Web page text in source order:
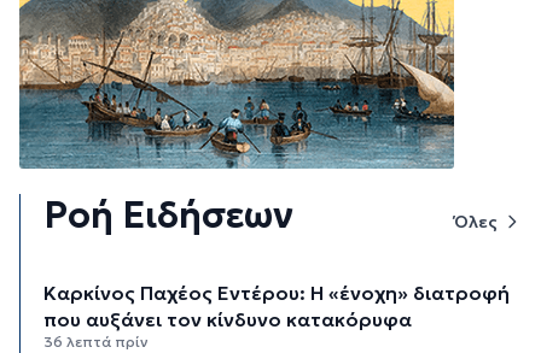
Ροή Ειδήσεων Όλες
Καρκίνος Παχέος Εντέρου: Η «ένοχη» διατροφή
που αυξάνει τον κίνδυνο κατακόρυφα
36 λεπτά πρίν